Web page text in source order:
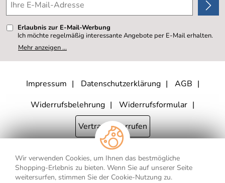
Wir verwenden Cookies, um Ihnen das bestmögliche
Shopping-Erlebnis zu bieten. Wenn Sie auf unserer Seite
weitersurfen, stimmen Sie der Cookie-Nutzung zu.
Erlaubnis zur E-Mail-Werbung
Ich möchte regelmäßig interessante Angebote per E-Mail erhalten.
Meine E-Mail-Adresse wird nicht an andere Unternehmen
weitergegeben. Zu statistischen Zwecken wird in anonymer Form
kann ich jederzeit mit Wirkung für die Zukunft widerrufen, indem ich
den Link "Abmelden" am Ende des Newsletters anklicke oder die
Datenschutzerklärung habe ich zur Kenntnis genommen.
Mehr anzeigen ...
Impressum Datenschutzerklärung
AGB
Widerrufsbelehrung
Widerrufsformular
Vertrag widerrufen
* Alle Preisangaben inkl. MwSt., bis 250,- € Bestellwert zzgl.
Versandkosten, ab 250,- € Bestellwert inkl.Versandkosteninnerhalb
Deutschlands